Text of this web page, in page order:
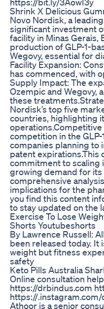
Shrink X Delicious
Novo Nordisk, a
significant investment
facility in Minas Gerais,
production of GLP-1-
Wegovy, essential for
Facility Expansion:
has commenced, with
Supply Impact: The
Ozempic and Wegovy,
these treatments.​
Nordisk’s top five
countries, highlighting
operations.​
competition in the
companies planning to
patent expirations.​
commitment to scaling
growing demand for its
comprehensive
implications for the
you find this content
to stay updated on the
Exercise To Lose
Shorts Youtubeshorts
By Lawrence Russell:
been released today. It
weight but fitness
safety
Keto Pills Australia
Online consultation
https://drbindus.com
https://
Athoor is a senior